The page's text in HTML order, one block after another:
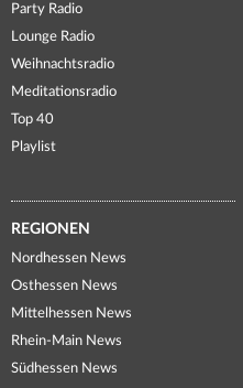
Party Radio
Lounge Radio
Weihnachtsradio
Meditationsradio
Top 40
Playlist
REGIONEN
Nordhessen News
Osthessen News
Mittelhessen News
Rhein-Main News
Südhessen News